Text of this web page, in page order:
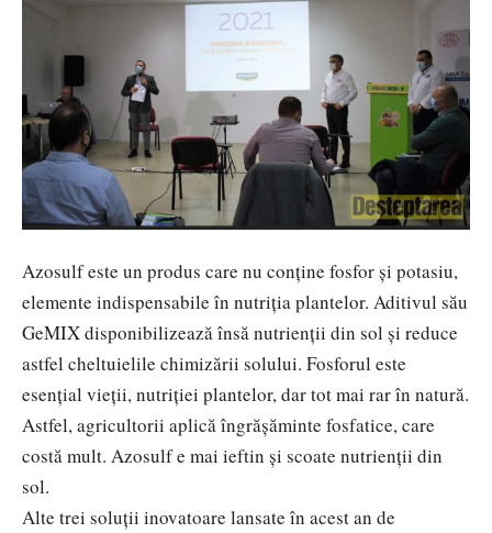
Azosulf este un produs care nu conține fosfor și potasiu,
elemente indispensabile în nutriția plantelor. Aditivul său
GeMIX disponibilizează însă nutrienții din sol și reduce
astfel cheltuielile chimizării solului. Fosforul este
esențial vieții, nutriției plantelor, dar tot mai rar în natură.
Astfel, agricultorii aplică îngrășăminte fosfatice, care
costă mult. Azosulf e mai ieftin și scoate nutrienții din
sol.
Alte trei soluții inovatoare lansate în acest an de